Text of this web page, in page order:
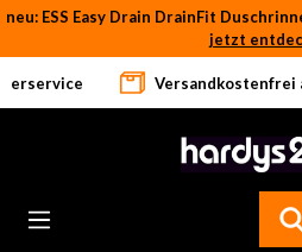
Zum Hauptinhalt springen
jetzt
Versandkostenfrei